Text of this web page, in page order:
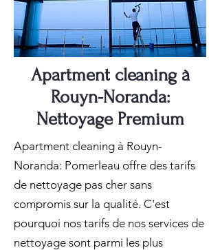
Apartment cleaning à
Rouyn-Noranda:
Nettoyage Premium
Apartment cleaning à Rouyn-
Noranda: Pomerleau offre des tarifs
de nettoyage pas cher sans
compromis sur la qualité. C'est
pourquoi nos tarifs de nos services de
nettoyage sont parmi les plus